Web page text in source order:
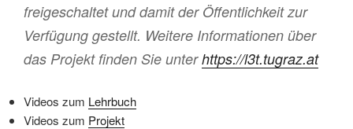
freigeschaltet und damit der Öffentlichkeit zur
Verfügung gestellt. Weitere Informationen über
das Projekt finden Sie unterhttps://l3t.tugraz.at
Videos zum Lehrbuch
Videos zum Projekt